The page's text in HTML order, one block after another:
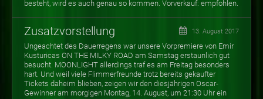
besteht, wird es auch genau so kommen. Vorverkauf: empfohlen.
Zusatzvorstellung 13. August 2017
Ungeachtet des Dauerregens war unsere Vorpremiere von Emir
Kusturicas ON THE MILKY ROAD am Samstag erstaunlich gut
besucht. MOONLIGHT allerdings traf es am Freitag besonders
hart. Und weil viele Flimmerfreunde trotz bereits gekaufter
Tickets daheim blieben, zeigen wir den diesjährigen Oscar-
Gewinner am morgigen Montag, 14. August, um 21:30 Uhr ein